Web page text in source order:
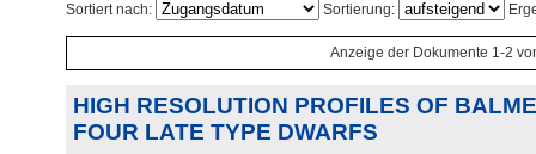
Sortiert nach: Sortierung:
Anzeige der Dokumente 1-2
HIGH RESOLUTION PROFILES OF
FOUR LATE TYPE DWARFS